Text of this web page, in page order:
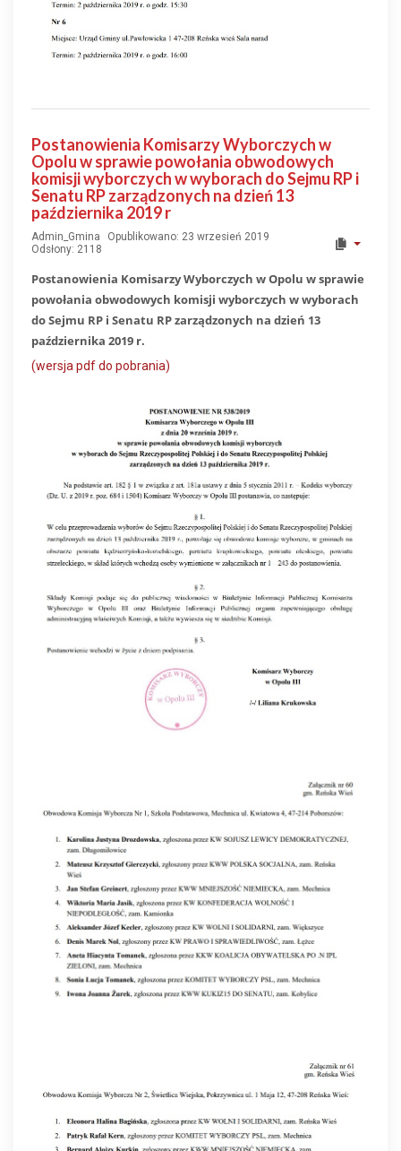
Postanowienia Komisarzy Wyborczych w
Opolu w sprawie powołania obwodowych
komisji wyborczych w wyborach do Sejmu RP i
Senatu RP zarządzonych na dzień 13
października 2019 r
Admin_Gmina
Opublikowano: 23 wrzesień 2019
Odsłony: 2118
Postanowienia Komisarzy Wyborczych w Opolu w sprawie
powołania obwodowych komisji wyborczych w wyborach
do Sejmu RP i Senatu RP zarządzonych na dzień 13
października 2019 r.
(wersja pdf do pobrania)